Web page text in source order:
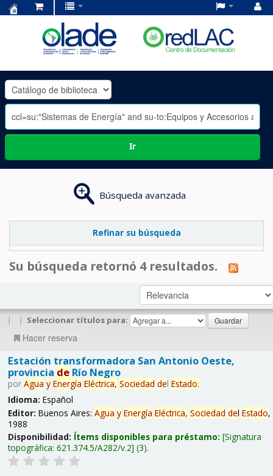
OLADE
-
Ir
Búsqueda avanzada
Refinar su búsqueda
Su búsqueda retornó 4 resultados.
| | Seleccionar títulos para:
Hacer reserva
Estación transformadora San Antonio Oeste,
provincia deRío Negro
por Agua y Energía Eléctrica, Sociedad del Estado.
Idioma: Español
Editor: Buenos Aires: Agua y Energía Eléctrica, Sociedad del Estado,
1988
Disponibilidad: Ítems disponibles para préstamo: Signatura
topográfica: 621.374.5/A282/v.2 (3).